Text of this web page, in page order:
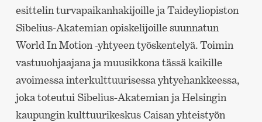
esittelin turvapaikanhakijoille ja Taideyliopiston
Sibelius-Akatemian opiskelijoille suunnatun
World In Motion -yhtyeen työskentelyä. Toimin
vastuuohjaajana ja muusikkona tässä kaikille
avoimessa interkulttuurisessa yhtyehankkeessa,
joka toteutui Sibelius-Akatemian ja Helsingin
kaupungin kulttuurikeskus Caisan yhteistyön